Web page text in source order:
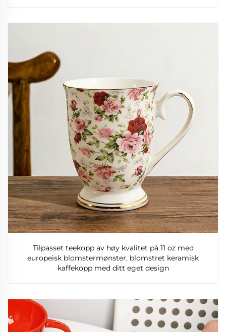
Tilpasset teekopp av høy kvalitet på 11 oz med
europeisk blomstermønster, blomstret keramisk
kaffekopp med ditt eget design